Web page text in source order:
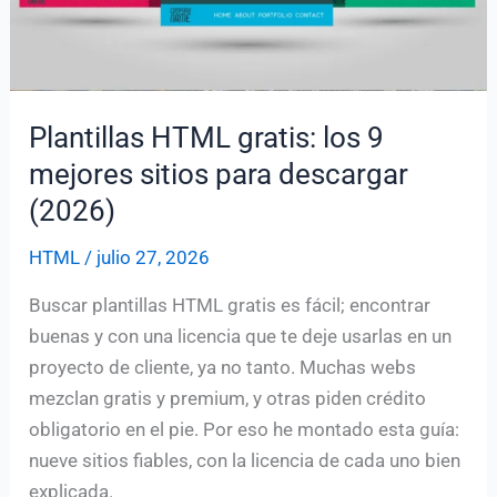
Plantillas HTML gratis: los 9
mejores sitios para descargar
(2026)
HTML / julio 27, 2026
Buscar plantillas HTML gratis es fácil; encontrar
buenas y con una licencia que te deje usarlas en un
proyecto de cliente, ya no tanto. Muchas webs
mezclan gratis y premium, y otras piden crédito
obligatorio en el pie. Por eso he montado esta guía:
nueve sitios fiables, con la licencia de cada uno bien
explicada.